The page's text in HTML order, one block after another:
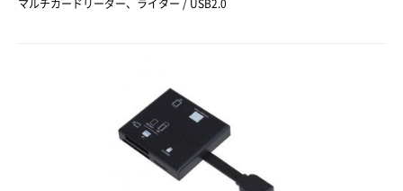
マルチカードリーダー、ライター / USB2.0